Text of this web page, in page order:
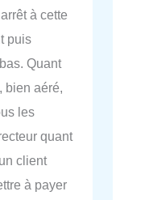
à cette
puis
Quant
bien aéré,
les
quant
client
à payer